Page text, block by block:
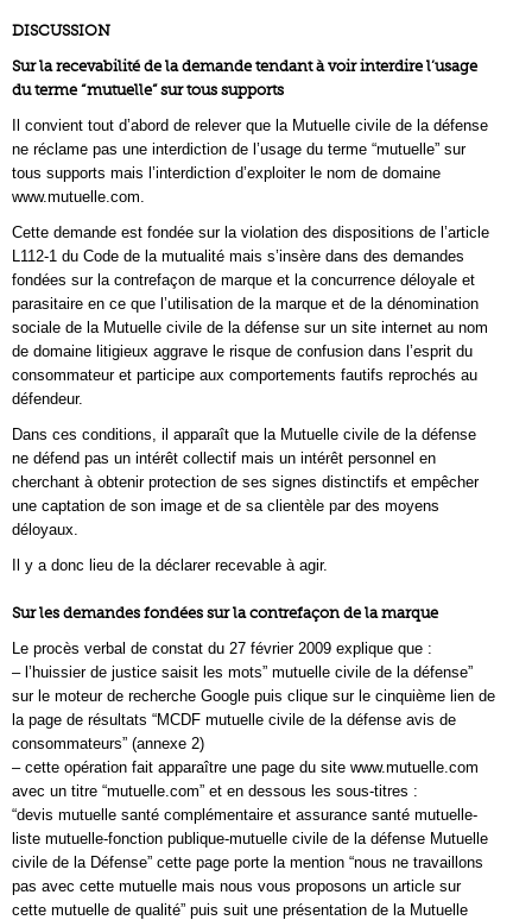
DISCUSSION
Sur la recevabilité de la demande tendant à voir interdire l’usage
du terme “mutuelle” sur tous supports
Il convient tout d’abord de relever que la Mutuelle civile de la défense
ne réclame pas une interdiction de l’usage du terme “mutuelle” sur
tous supports mais l’interdiction d’exploiter le nom de domaine
www.mutuelle.com.
Cette demande est fondée sur la violation des dispositions de l’article
L112-1 du Code de la mutualité mais s’insère dans des demandes
fondées sur la contrefaçon de marque et la concurrence déloyale et
parasitaire en ce que l’utilisation de la marque et de la dénomination
sociale de la Mutuelle civile de la défense sur un site internet au nom
de domaine litigieux aggrave le risque de confusion dans l’esprit du
consommateur et participe aux comportements fautifs reprochés au
défendeur.
Dans ces conditions, il apparaît que la Mutuelle civile de la défense
ne défend pas un intérêt collectif mais un intérêt personnel en
cherchant à obtenir protection de ses signes distinctifs et empêcher
une captation de son image et de sa clientèle par des moyens
déloyaux.
Il y a donc lieu de la déclarer recevable à agir.
Sur les demandes fondées sur la contrefaçon de la marque
Le procès verbal de constat du 27 février 2009 explique que :
– l’huissier de justice saisit les mots” mutuelle civile de la défense”
sur le moteur de recherche Google puis clique sur le cinquième lien de
la page de résultats “MCDF mutuelle civile de la défense avis de
consommateurs” (annexe 2)
– cette opération fait apparaître une page du site www.mutuelle.com
avec un titre “mutuelle.com” et en dessous les sous-titres :
“devis mutuelle santé complémentaire et assurance santé mutuelle-
liste mutuelle-fonction publique-mutuelle civile de la défense Mutuelle
civile de la Défense” cette page porte la mention “nous ne travaillons
pas avec cette mutuelle mais nous vous proposons un article sur
cette mutuelle de qualité” puis suit une présentation de la Mutuelle